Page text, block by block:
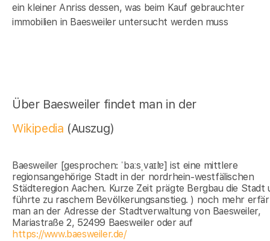
ein kleiner Anriss dessen, was beim Kauf gebrauchter
immobilien in Baesweiler untersucht werden muss
Über Baesweiler findet man in der
Wikipedia (Auszug)
Baesweiler [gesprochen: ˈbaːsˌvaɪlɐ] ist eine mittlere
regionsangehörige Stadt in der nordrhein-westfälischen
Städteregion Aachen. Kurze Zeit prägte Bergbau die Stadt
führte zu raschem Bevölkerungsanstieg. ) noch mehr
man an der Adresse der Stadtverwaltung von Baesweiler,
Mariastraße 2, 52499 Baesweiler oder auf
https://www.baesweiler.de/